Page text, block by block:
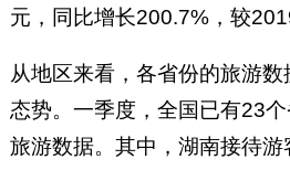
元，同比增长200.7%，较
从地区来看，各省份的旅游
态势。一季度，全国已有23
旅游数据。其中，湖南接待游